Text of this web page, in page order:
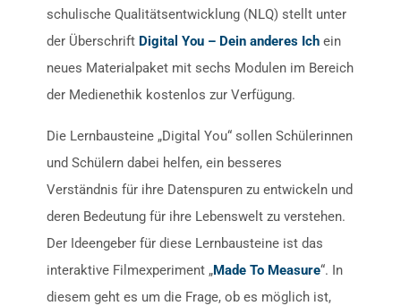
schulische Qualitätsentwicklung (NLQ) stellt unter
der Überschrift Digital You – Dein anderes Ich ein
neues Materialpaket mit sechs Modulen im Bereich
der Medienethik kostenlos zur Verfügung.
Die Lernbausteine „Digital You“ sollen Schülerinnen
und Schülern dabei helfen, ein besseres
Verständnis für ihre Datenspuren zu entwickeln und
deren Bedeutung für ihre Lebenswelt zu verstehen.
Der Ideengeber für diese Lernbausteine ist das
interaktive Filmexperiment „Made To Measure“. In
diesem geht es um die Frage, ob es möglich ist,